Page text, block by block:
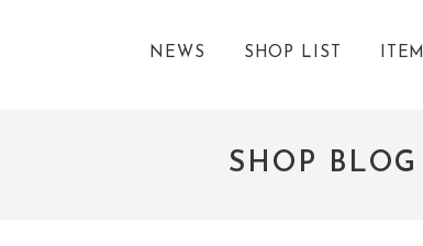
NEWS SHOP LIST ITEM
SHOP BLOG